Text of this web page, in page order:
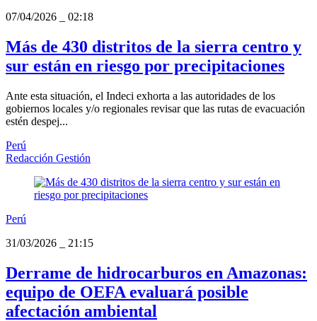
07/04/2026
02:18
Más de 430 distritos de la sierra centro y
sur están en riesgo por precipitaciones
Ante esta situación, el Indeci exhorta a las autoridades de los
gobiernos locales y/o regionales revisar que las rutas de evacuación
estén despej...
Perú
Redacción Gestión
Perú
31/03/2026
21:15
Derrame de hidrocarburos en Amazonas:
equipo de OEFA evaluará posible
afectación ambiental